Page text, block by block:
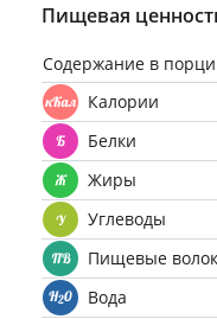
Пищевая
Содержание в
Калории
Белки
Жиры
Углеводы
Пищевые
Вода